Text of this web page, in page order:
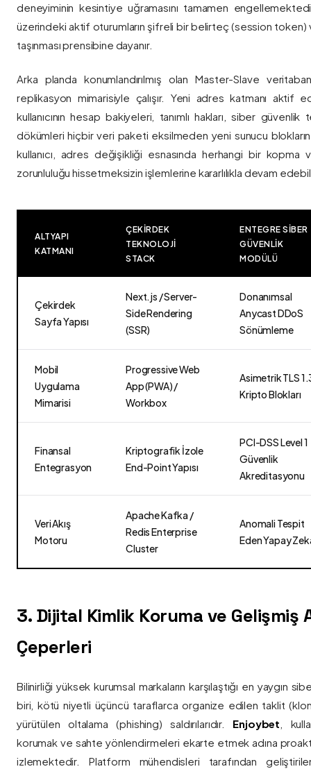
deneyiminin kesintiye uğramasını tamamen
üzerindeki aktif oturumların şifreli bir belirteç (session token)
taşınması prensibine dayanır.
Arka planda konumlandırılmış olan Master-Slave
replikasyon mimarisiyle çalışır. Yeni adres katmanı aktif
kullanıcının hesap bakiyeleri, tanımlı hakları, siber
dökümleri hiçbir veri paketi eksilmeden yeni sunucu
kullanıcı, adres değişikliği esnasında herhangi bir
zorunluluğu hissetmeksizin işlemlerine kararlılıkla devam
ALTYAPI
KATMANI
ÇEKIRDEK
TEKNOLOJI
STACK
ENTEGRE SIBER
GÜVENLIK
MODÜLÜ
Çekirdek
Sayfa Yapısı
Next.js / Server-
Side Rendering
(SSR)
Donanımsal
Anycast DDoS
Sönümleme
Mobil
Uygulama
Mimarisi
Progressive Web
App (PWA) /
Workbox
Asimetrik TLS
Kripto Blokları
Finansal
Entegrasyon
Kriptografik İzole
End-Point Yapısı
PCI-DSS Level 1
Güvenlik
Akreditasyonu
Veri Akış
Motoru
Apache Kafka /
Redis Enterprise
Cluster
Anomali Tespit
Eden Yapay
3. Dijital Kimlik Koruma ve Gelişmiş
Çeperleri
Bilinirliği yüksek kurumsal markaların karşılaştığı en yaygın
biri, kötü niyetli üçüncü taraflarca organize edilen taklit
yürütülen oltalama (phishing) saldırılarıdır. Enjoybet ,
korumak ve sahte yönlendirmeleri ekarte etmek adına
izlemektedir. Platform mühendisleri tarafından